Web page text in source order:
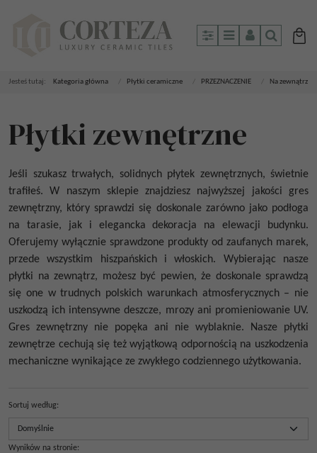
PanelMenuPanelSzukaj
Jesteś tutaj: Kategoria główna Płytki ceramiczne PRZEZNACZENIE Na zewnątrz
Płytki zewnętrzne
Jeśli szukasz trwałych, solidnych płytek zewnętrznych, świetnie
trafiłeś. W naszym sklepie znajdziesz najwyższej jakości gres
zewnętrzny, który sprawdzi się doskonale zarówno jako podłoga
na tarasie, jak i elegancka dekoracja na elewacji budynku.
Oferujemy wyłącznie sprawdzone produkty od zaufanych marek,
przede wszystkim hiszpańskich i włoskich. Wybierając nasze
płytki na zewnątrz, możesz być pewien, że doskonale sprawdzą
się one w trudnych polskich warunkach atmosferycznych – nie
uszkodzą ich intensywne deszcze, mrozy ani promieniowanie UV.
Gres zewnętrzny nie popęka ani nie wyblaknie. Nasze płytki
zewnętrze cechują się też wyjątkową odpornością na uszkodzenia
mechaniczne wynikające ze zwykłego codziennego użytkowania.
Sortuj według:
Wyników na stronie: